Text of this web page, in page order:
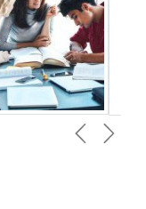
Previous
Next